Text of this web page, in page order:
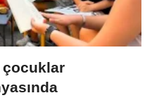
çocuklar